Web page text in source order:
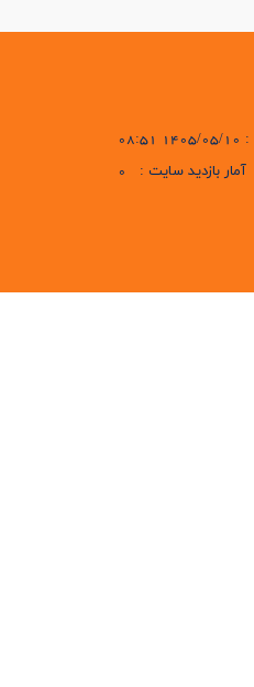
آمار بازدید سایت :
0